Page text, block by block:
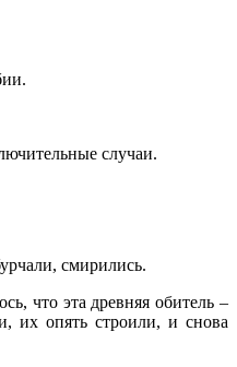
случаи.
смирились.
что эта древняя обитель –
их опять строили, и снова